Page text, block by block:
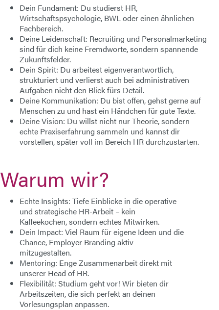
Dein Fundament: Du studierst HR,
Wirtschaftspsychologie, BWL oder einen ähnlichen
Fachbereich.
Deine Leidenschaft: Recruiting und Personalmarketing
sind für dich keine Fremdworte, sondern spannende
Zukunftsfelder.
Dein Spirit: Du arbeitest eigenverantwortlich,
strukturiert und verlierst auch bei administrativen
Aufgaben nicht den Blick fürs Detail.
Deine Kommunikation: Du bist offen, gehst gerne auf
Menschen zu und hast ein Händchen für gute Texte.
Deine Vision: Du willst nicht nur Theorie, sondern
echte Praxiserfahrung sammeln und kannst dir
vorstellen, später voll im Bereich HR durchzustarten.
Warum wir?
Echte Insights: Tiefe Einblicke in die operative
und strategische HR-Arbeit – kein
Kaffeekochen, sondern echtes Mitwirken.
Dein Impact: Viel Raum für eigene Ideen und die
Chance, Employer Branding aktiv
mitzugestalten.
Mentoring: Enge Zusammenarbeit direkt mit
unserer Head of HR.
Flexibilität: Studium geht vor! Wir bieten dir
Arbeitszeiten, die sich perfekt an deinen
Vorlesungsplan anpassen.